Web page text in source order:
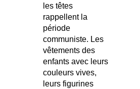
les têtes
rappellent la
période
communiste. Les
vêtements des
enfants avec leurs
couleurs vives,
leurs figurines